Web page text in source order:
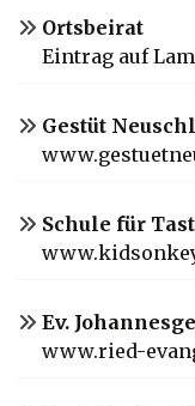
Ortsbeirat
Eintrag auf
Gestüt
Schule für
Ev.
www.ried-